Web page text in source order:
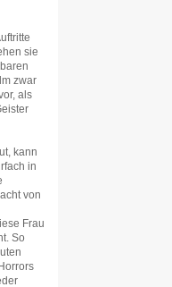
sie
zwar
als
kann
in
von
Frau
So